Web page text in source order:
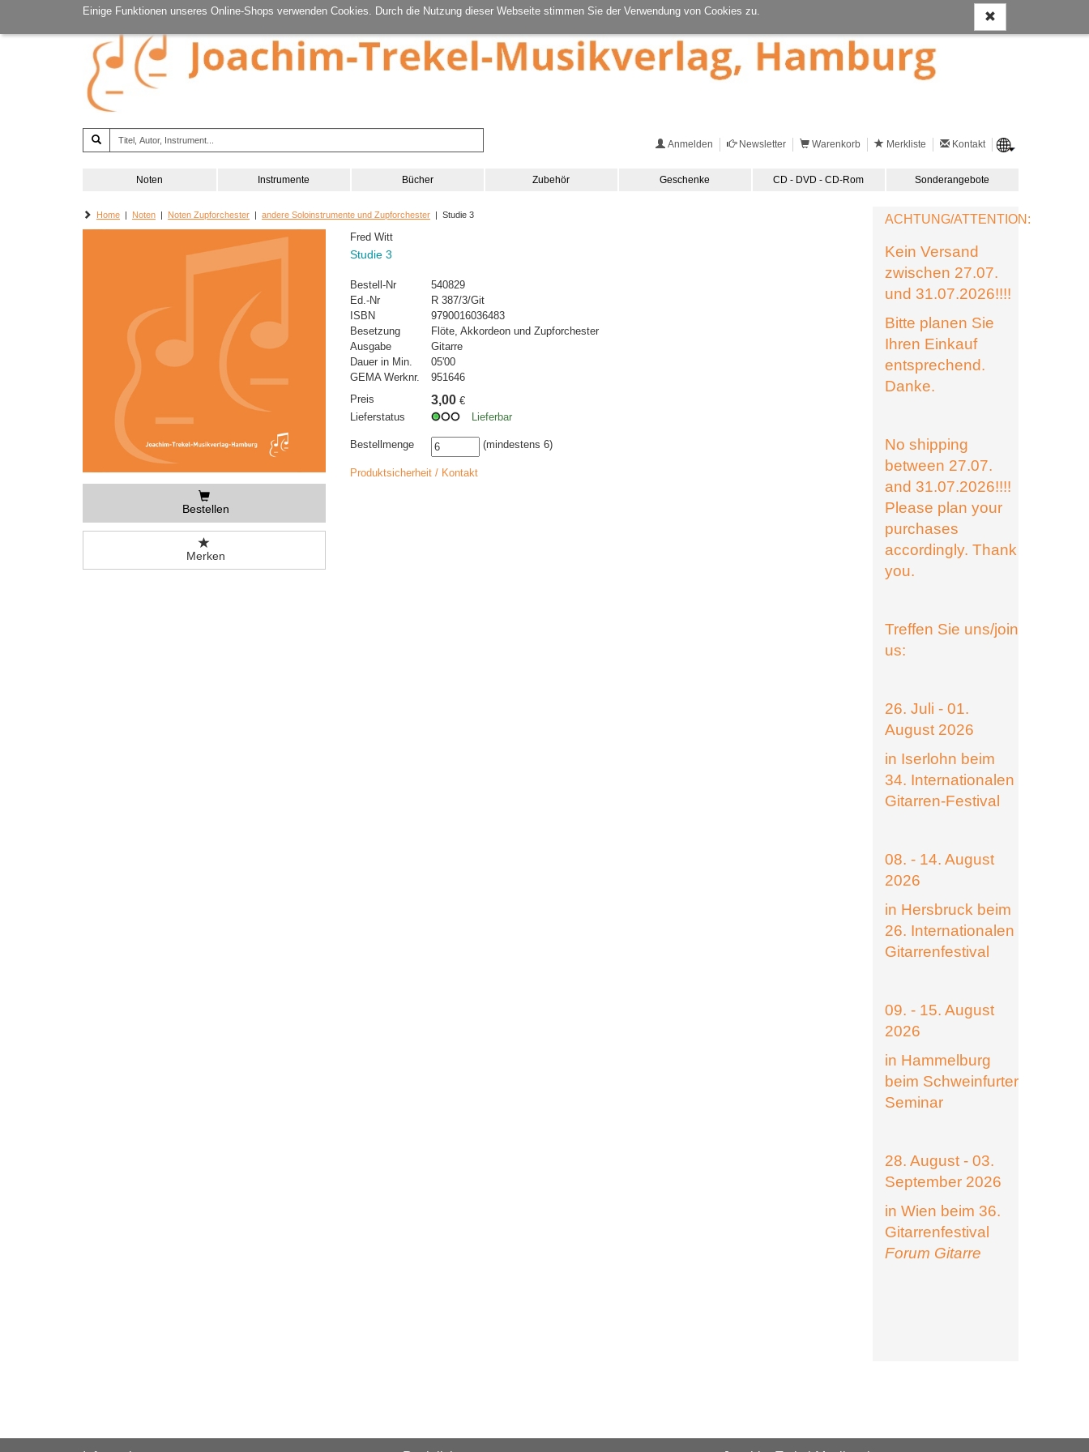
Einige Funktionen unseres Online-Shops verwenden Cookies. Durch die Nutzung dieser Webseite stimmen Sie der Verwendung von Cookies zu.
Anmelden Newsletter Warenkorb Merkliste Kontakt
Noten Instrumente Bücher Zubehör Geschenke CD - DVD - CD-Rom Sonderangebote
Home | Noten | Noten Zupforchester | andere Soloinstrumente und Zupforchester | Studie 3
Bestellen
Merken
Fred Witt
Studie 3
Bestell-Nr
540829
Ed.-Nr
R 387/3/Git
ISBN
9790016036483
Besetzung
Flöte, Akkordeon und Zupforchester
Ausgabe
Gitarre
Dauer in Min.
05'00
GEMA Werknr.
951646
Preis
3,00 €
Lieferstatus
Lieferbar
Bestellmenge (mindestens 6)
Produktsicherheit / Kontakt
ACHTUNG/ATTENTION:
Kein Versand
zwischen 27.07.
und 31.07.2026!!!!
Bitte planen Sie
Ihren Einkauf
entsprechend.
Danke.
No shipping
between 27.07.
and 31.07.2026!!!!
Please plan your
purchases
accordingly. Thank
you.
Treffen Sie uns/join
us:
26. Juli - 01.
August 2026
in Iserlohn beim
34. Internationalen
Gitarren-Festival
08. - 14. August
2026
in Hersbruck beim
26. Internationalen
Gitarrenfestival
09. - 15. August
2026
in Hammelburg
beim Schweinfurter
Seminar
28. August - 03.
September 2026
in Wien beim 36.
Gitarrenfestival
Forum Gitarre